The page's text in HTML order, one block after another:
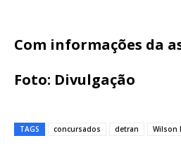
Com informações da
Foto: Divulgação
TAGS concursados detran Wilson